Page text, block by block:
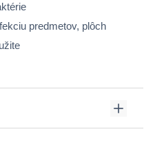
predmetov, plôch